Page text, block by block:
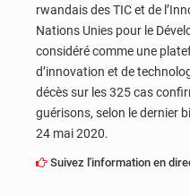
rwandais des TIC et de
Nations Unies pour le
considéré comme une
d’innovation et de
décès sur les 325 cas
guérisons, selon le dernier
24 mai 2020.
Suivez l'information en